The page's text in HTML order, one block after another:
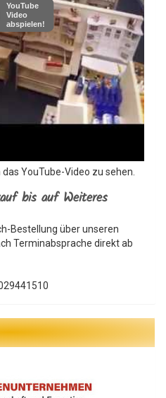
YouTube
Video
abspielen!
das YouTube-Video zu sehen.
bis auf Weiteres
Bestellung über unseren
Terminabsprache direkt ab